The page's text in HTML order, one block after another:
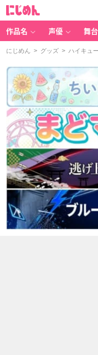
作品名 声優 舞
にじめん > グッズ > ハイキュ